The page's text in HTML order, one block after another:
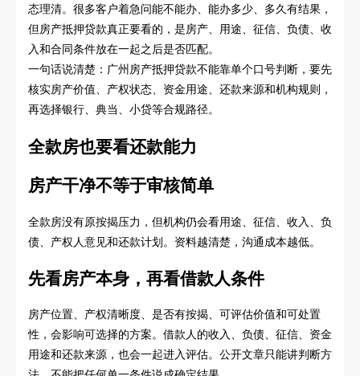
态理清。很多客户着急问能不能办、能办多少、多久有结果，
但房产抵押贷款真正要看的，是房产、用途、征信、负债、收
入和合同条件放在一起之后是否匹配。
一句话说清楚：广州房产抵押贷款不能靠单个口号判断，要先
核实房产价值、产权状态、资金用途、还款来源和机构规则，
再选择银行、典当、小贷等合规路径。
全款房也要看还款能力
房产干净不等于审核简单
全款房没有原按揭压力，但机构仍会看用途、征信、收入、负
债、产权人意见和还款计划。资料越清楚，沟通成本越低。
先看房产本身，再看借款人条件
房产位置、产权清晰度、是否有按揭、可评估价值和可处置
性，会影响可选择的方案。借款人的收入、负债、征信、资金
用途和还款来源，也会一起进入评估。公开文章只能讲判断方